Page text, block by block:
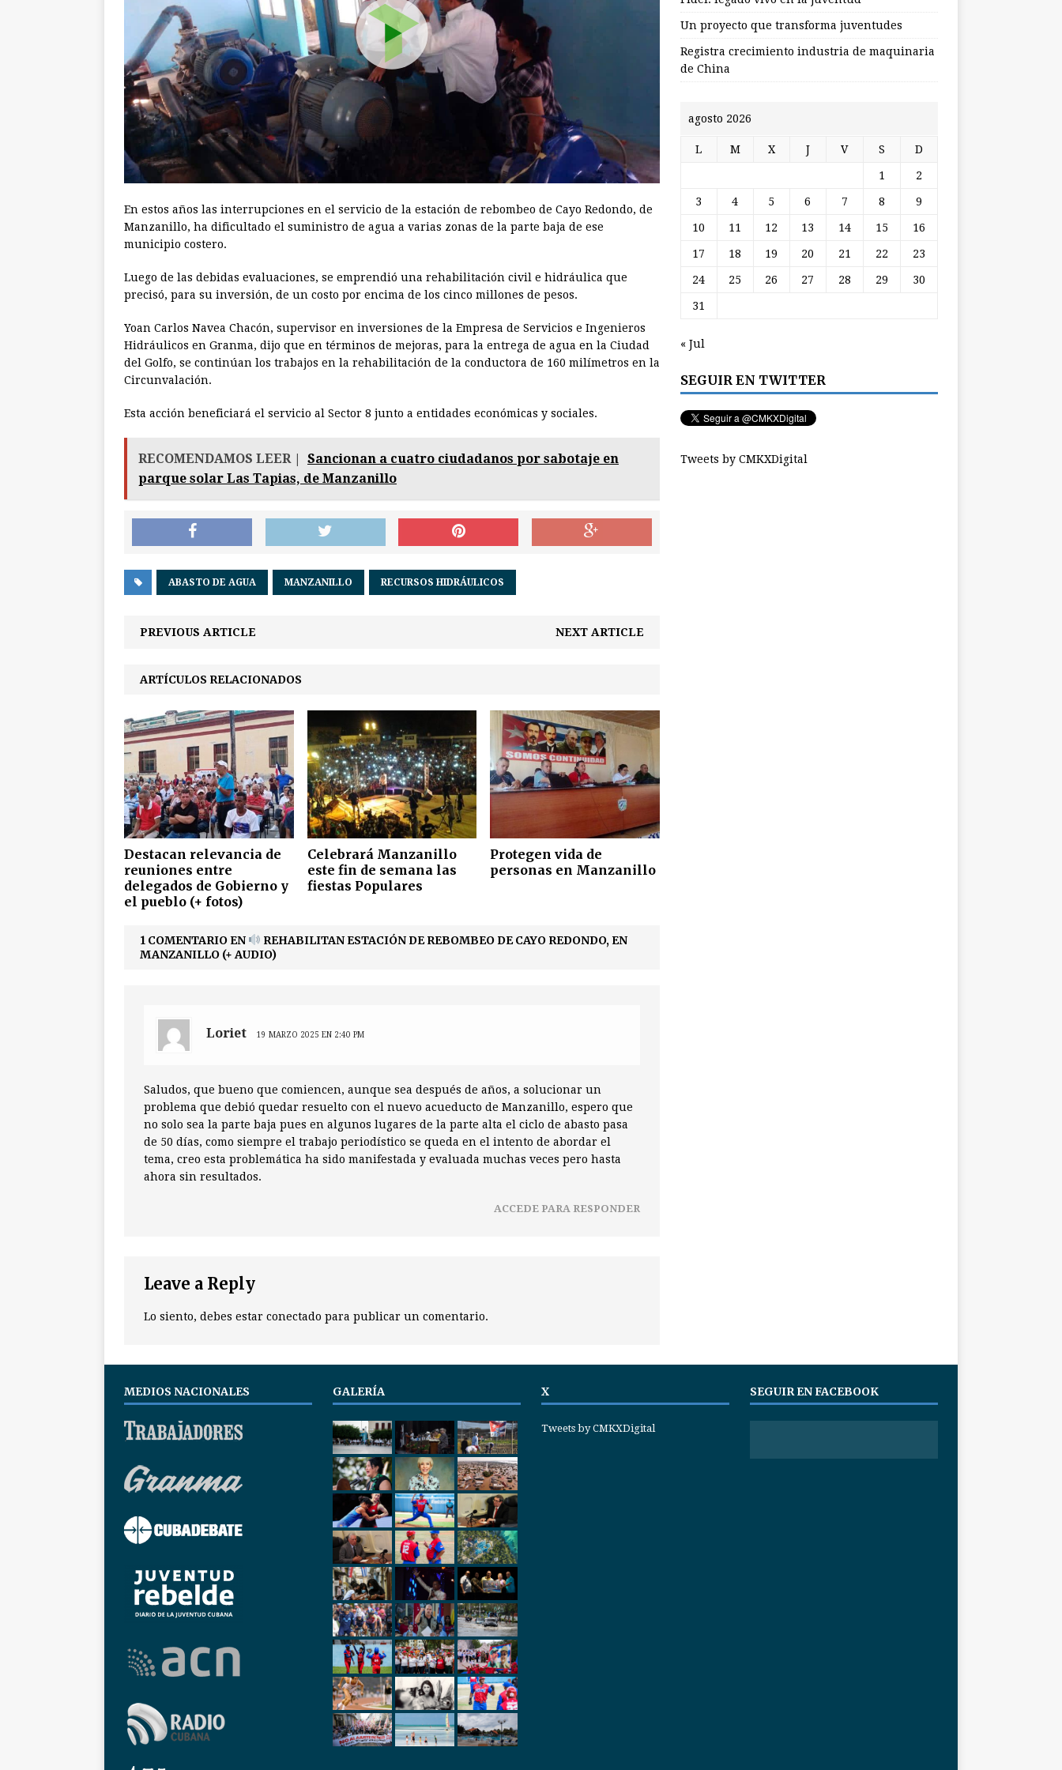
En estos años las interrupciones en el servicio de la estación de rebombeo de Cayo Redondo, de
Manzanillo, ha dificultado el suministro de agua a varias zonas de la parte baja de ese
municipio costero.
Luego de las debidas evaluaciones, se emprendió una rehabilitación civil e hidráulica que
precisó, para su inversión, de un costo por encima de los cinco millones de pesos.
Yoan Carlos Navea Chacón, supervisor en inversiones de la Empresa de Servicios e Ingenieros
Hidráulicos en Granma, dijo que en términos de mejoras, para la entrega de agua en la Ciudad
del Golfo, se continúan los trabajos en la rehabilitación de la conductora de 160 milímetros en la
Circunvalación.
Esta acción beneficiará el servicio al Sector 8 junto a entidades económicas y sociales.
RECOMENDAMOS LEER |
Sancionan a cuatro ciudadanos por sabotaje en
parque solar Las Tapias, de Manzanillo
ABASTO DE AGUA MANZANILLO RECURSOS HIDRÁULICOS
PREVIOUS ARTICLE NEXT ARTICLE
ARTÍCULOS RELACIONADOS
Destacan relevancia de
reuniones entre
delegados de Gobierno y
el pueblo (+ fotos)
Celebrará Manzanillo
este fin de semana las
fiestas Populares
Protegen vida de
personas en Manzanillo
1 COMENTARIO EN
REHABILITAN ESTACIÓN DE REBOMBEO DE CAYO REDONDO, EN
MANZANILLO (+ AUDIO)
Loriet 19 MARZO 2025 EN 2:40 PM
Saludos, que bueno que comiencen, aunque sea después de años, a solucionar un
problema que debió quedar resuelto con el nuevo acueducto de Manzanillo, espero que
no solo sea la parte baja pues en algunos lugares de la parte alta el ciclo de abasto pasa
de 50 días, como siempre el trabajo periodístico se queda en el intento de abordar el
tema, creo esta problemática ha sido manifestada y evaluada muchas veces pero hasta
ahora sin resultados.
ACCEDE PARA RESPONDER
Leave a Reply
Lo siento, debes estar conectado para publicar un comentario.
Un proyecto que transforma juventudes
Registra crecimiento industria de maquinaria
de China
agosto 2026
L M X J V S D
1 2
3 4 5 6 7 8 9
10 11 12 13 14 15 16
17 18 19 20 21 22 23
24 25 26 27 28 29 30
31
« Jul
SEGUIR EN TWITTER
Tweets by CMKXDigital
MEDIOS NACIONALES GALERÍA X
Tweets by CMKXDigital
SEGUIR EN FACEBOOK